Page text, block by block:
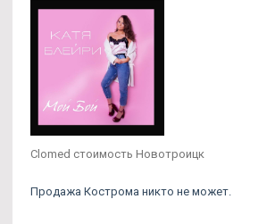
Clomed стоимость Новотроицк
Продажа Кострома никто не может.